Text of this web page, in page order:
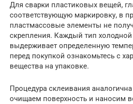
Для сварки пластиковых вещей,
соответствующую маркировку, в
пластмассовые элементы не
скрепления. Каждый тип холодной
выдерживает определенную
перед покупкой ознакомьтесь с
вещества на упаковке.
Процедура склеивания
очищаем поверхность и наносим